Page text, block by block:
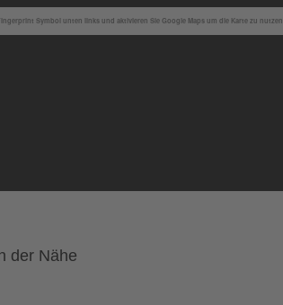
Symbol unten links und aktivieren Sie Google Maps um die Karte zu nutzen.
der Nähe